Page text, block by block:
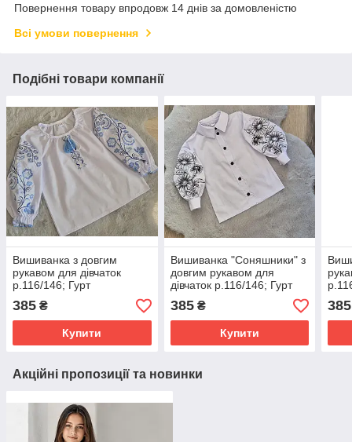
Повернення товару впродовж 14 днів за домовленістю
Всі умови повернення
Подібні товари компанії
Вишиванка з довгим
рукавом для дівчаток
р.116/146; Гурт
385 ₴
Купити
Вишиванка "Соняшники" з
довгим рукавом для
дівчаток р.116/146; Гурт
385₴
Купити
385
Акційні пропозиції та новинки